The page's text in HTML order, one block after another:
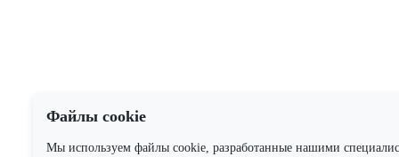
Файлы cookie
Мы используем файлы cookie, разработанные нашими